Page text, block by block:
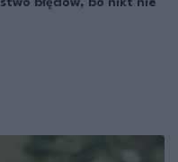
błędów, bo nikt nie